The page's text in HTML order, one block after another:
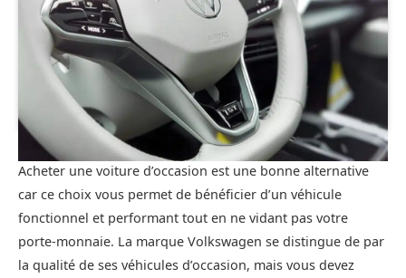
Acheter une voiture d’occasion est une bonne alternative
car ce choix vous permet de bénéficier d’un véhicule
fonctionnel et performant tout en ne vidant pas votre
porte-monnaie. La marque Volkswagen se distingue de par
la qualité de ses véhicules d’occasion, mais vous devez